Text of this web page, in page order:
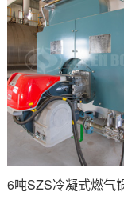
6吨SZS冷凝式燃气